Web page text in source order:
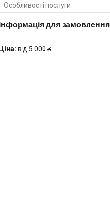
Особливості послуги
Інформація для замовлення
Ціна: від 5 000 ₴